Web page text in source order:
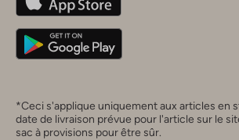
Deutschland
*Ceci s'applique uniquement aux articles en
date de livraison prévue pour l'article sur le
sac à provisions pour être sûr.